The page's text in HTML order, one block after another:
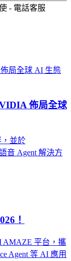
佈局全球
並於
音 Agent 解決方
！
AMAZE 平台，攜
Agent 等 AI 應用